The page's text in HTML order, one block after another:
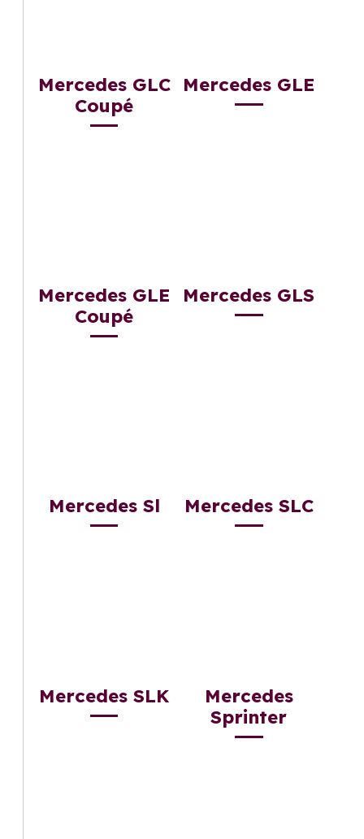
Mercedes GLC
Coupé
Mercedes GLE
Mercedes GLE
Coupé
Mercedes GLS
Mercedes Sl Mercedes SLC
Mercedes SLK
Mercedes
Sprinter